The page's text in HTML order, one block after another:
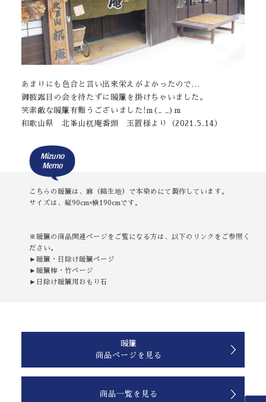
あまりにも色合と言い出来栄えがよかったので…
御披露目の会を待たずに暖簾を掛けちゃいました。
笑素敵な暖簾有難うございました!m(_ _)m
和歌山県 北峯山杌庵番頭 玉置様より（2021.5.14）
こちらの暖簾は、麻（綿生地）で本染めにて製作しています。
サイズは、縦90cm×横190cmです。
※暖簾の商品関連ページをご覧になる方は、以下のリンクをご参照く
ださい。
►暖簾・日除け暖簾ページ
►暖簾棒・竹ページ
►日除け暖簾用おもり石
Mizuno
Memo
商品一覧を見る
暖簾
商品ページを見る